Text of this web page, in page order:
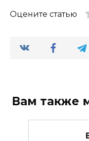
Оцените статью
Вам также